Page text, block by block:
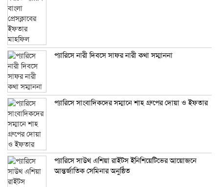
প্যারিসে নারী দিবসে সাফর নারী কথা সম্মাননা
প্যারিসে সাংবাদিকদের সম্মানে শাহ গ্রুপের দোয়া ও ইফতার
প্যারিসে সাউথ এশিয়া রাইটস ইনিশিয়েটিভের আয়োজনে
আন্তর্জাতিক সেমিনার অনুষ্ঠিত